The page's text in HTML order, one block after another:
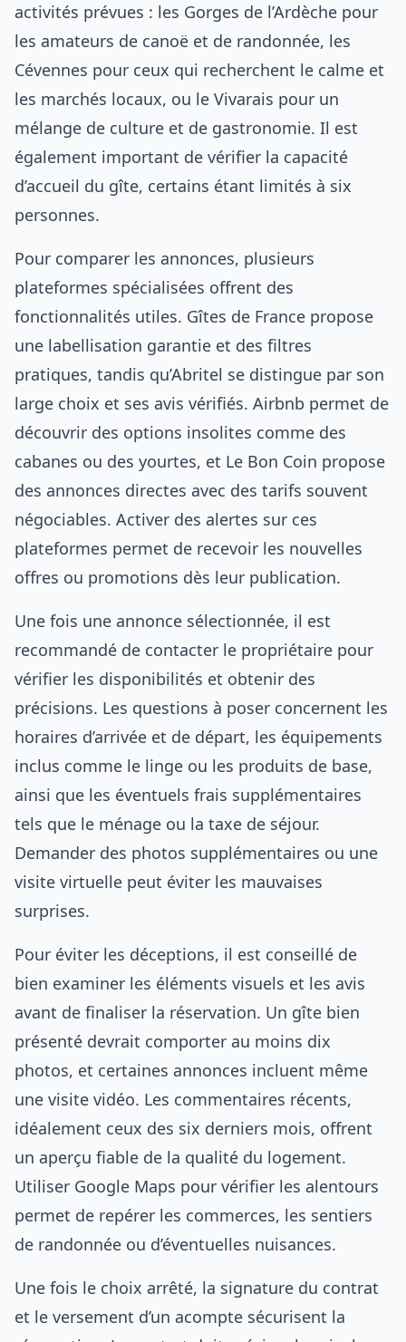
activités prévues : les Gorges de l’Ardèche pour
les amateurs de canoë et de randonnée, les
Cévennes pour ceux qui recherchent le calme et
les marchés locaux, ou le Vivarais pour un
mélange de culture et de gastronomie. Il est
également important de vérifier la capacité
d’accueil du gîte, certains étant limités à six
personnes.
Pour comparer les annonces, plusieurs
plateformes spécialisées offrent des
fonctionnalités utiles. Gîtes de France propose
une labellisation garantie et des filtres
pratiques, tandis qu’Abritel se distingue par son
large choix et ses avis vérifiés. Airbnb permet de
découvrir des options insolites comme des
cabanes ou des yourtes, et Le Bon Coin propose
des annonces directes avec des tarifs souvent
négociables. Activer des alertes sur ces
plateformes permet de recevoir les nouvelles
offres ou promotions dès leur publication.
Une fois une annonce sélectionnée, il est
recommandé de contacter le propriétaire pour
vérifier les disponibilités et obtenir des
précisions. Les questions à poser concernent les
horaires d’arrivée et de départ, les équipements
inclus comme le linge ou les produits de base,
ainsi que les éventuels frais supplémentaires
tels que le ménage ou la taxe de séjour.
Demander des photos supplémentaires ou une
visite virtuelle peut éviter les mauvaises
surprises.
Pour éviter les déceptions, il est conseillé de
bien examiner les éléments visuels et les avis
avant de finaliser la réservation. Un gîte bien
présenté devrait comporter au moins dix
photos, et certaines annonces incluent même
une visite vidéo. Les commentaires récents,
idéalement ceux des six derniers mois, offrent
un aperçu fiable de la qualité du logement.
Utiliser Google Maps pour vérifier les alentours
permet de repérer les commerces, les sentiers
de randonnée ou d’éventuelles nuisances.
Une fois le choix arrêté, la signature du contrat
et le versement d’un acompte sécurisent la